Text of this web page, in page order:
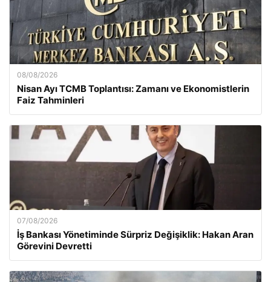
08/08/2026
Nisan Ayı TCMB Toplantısı: Zamanı ve Ekonomistlerin
Faiz Tahminleri
07/08/2026
İş Bankası Yönetiminde Sürpriz Değişiklik: Hakan Aran
Görevini Devretti